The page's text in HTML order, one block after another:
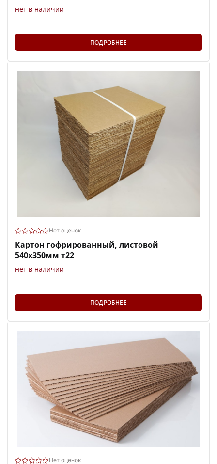
нет в наличии
ПОДРОБНЕЕ
Нет оценок
Картон гофрированный, листовой
540х350мм т22
нет в наличии
ПОДРОБНЕЕ
Нет оценок